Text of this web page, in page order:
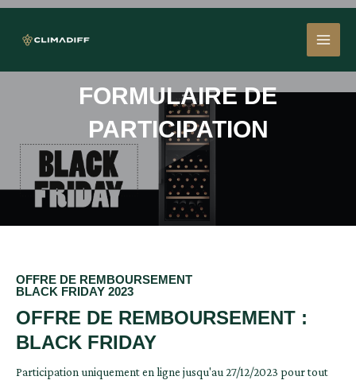
Aller
contenu
FORMULAIRE DE
PARTICIPATION
OFFRE DE REMBOURSEMENT
BLACK FRIDAY 2023
OFFRE DE REMBOURSEMENT :
BLACK FRIDAY
Participation uniquement en ligne jusqu'au 27/12/2023 pour tout